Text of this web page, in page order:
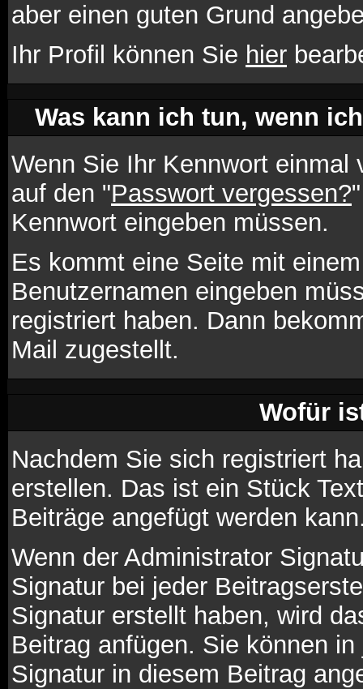
aber einen guten Grund
Ihr Profil können Sie hier
Was kann ich tun, wenn
Wenn Sie Ihr Kennwort
auf den "Passwort vergessen?
Kennwort eingeben müssen.
Es kommt eine Seite mit
Benutzernamen eingeben
registriert haben. Dann
Mail zugestellt.
Wofür
Nachdem Sie sich registriert
erstellen. Das ist ein Stück
Beiträge angefügt werden
Wenn der Administrator
Signatur bei jeder
Signatur erstellt haben, wird
Beitrag anfügen. Sie können
Signatur in diesem Beitrag